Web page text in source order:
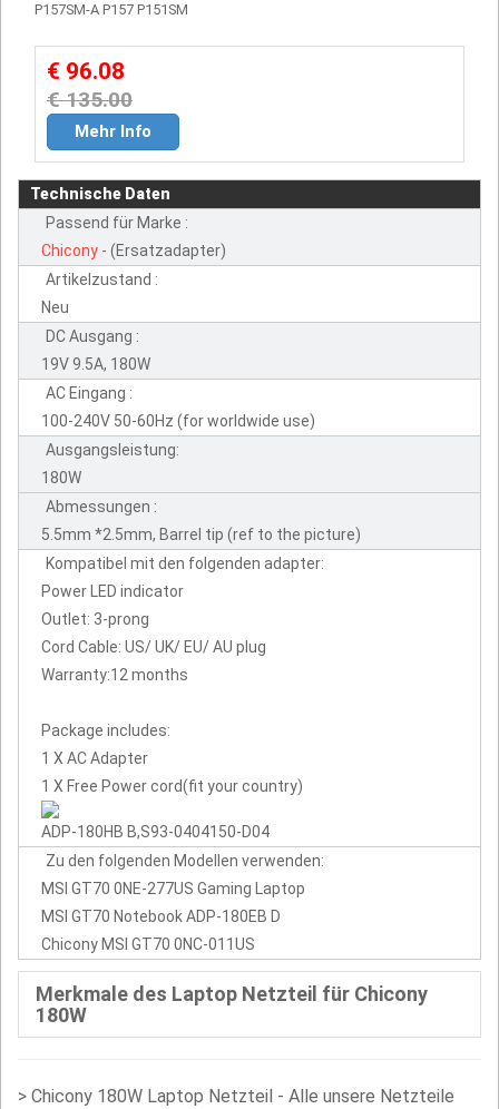
P157SM-A P157 P151SM
€ 96.08
€ 135.00
Mehr Info
Technische Daten
Passend für Marke :
Chicony - (Ersatzadapter)
Artikelzustand :
Neu
DC Ausgang :
19V 9.5A, 180W
AC Eingang :
100-240V 50-60Hz (for worldwide use)
Ausgangsleistung:
180W
Abmessungen :
5.5mm *2.5mm, Barrel tip (ref to the picture)
Kompatibel mit den folgenden adapter:
Power LED indicator
Outlet: 3-prong
Cord Cable: US/ UK/ EU/ AU plug
Warranty:12 months
Package includes:
1 X AC Adapter
1 X Free Power cord(fit your country)
ADP-180HB B,S93-0404150-D04
Zu den folgenden Modellen verwenden:
MSI GT70 0NE-277US Gaming Laptop
MSI GT70 Notebook ADP-180EB D
Chicony MSI GT70 0NC-011US
Merkmale des Laptop Netzteil für Chicony
180W
> Chicony 180W Laptop Netzteil - Alle unsere Netzteile